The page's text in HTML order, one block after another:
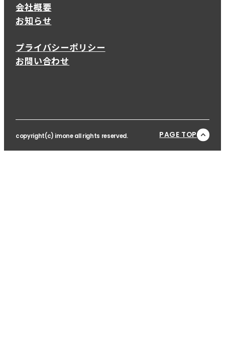
会社概要
お知らせ
プライバシーポリシー
お問い合わせ
copyright(c) imone all rights reserved. PAGE TOP